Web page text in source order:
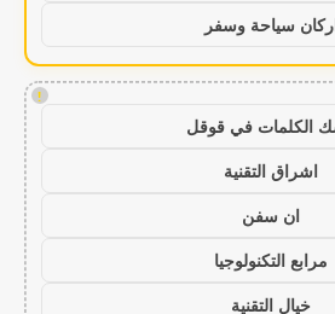
سياحة وسفر
!
الكلمات في قوقل
اشراق التقنية
ان سفن
مرابع التكنولوجيا
خيال التقنية